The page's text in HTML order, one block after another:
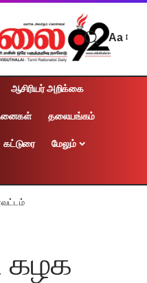
Aa
ஆசிரியர் அறிக்கை
தலையங்கம்
கட்டுரை மேலும்
கழக